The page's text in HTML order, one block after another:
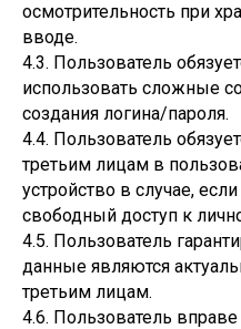
осмотрительность при
вводе.
4.3. Пользователь
использовать сложные
создания логина/пароля.
4.4. Пользователь
третьим лицам в
устройство в случае,
свободный доступ к
4.5. Пользователь
данные являются
третьим лицам.
4.6. Пользователь